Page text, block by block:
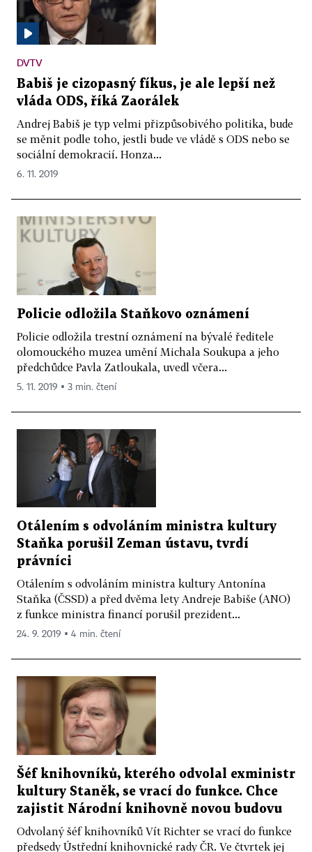
DVTV
Babiš je cizopasný fíkus, je ale lepší než
vláda ODS, říká Zaorálek
Andrej Babiš je typ velmi přizpůsobivého politika, bude
se měnit podle toho, jestli bude ve vládě s ODS nebo se
sociální demokracií. Honza...
6. 11. 2019
Policie odložila Staňkovo oznámení
Policie odložila trestní oznámení na bývalé ředitele
olomouckého muzea umění Michala Soukupa a jeho
předchůdce Pavla Zatloukala, uvedl včera...
5. 11. 2019 ▪ 3 min. čtení
Otálením s odvoláním ministra kultury
Staňka porušil Zeman ústavu, tvrdí
právníci
Otálením s odvoláním ministra kultury Antonína
Staňka (ČSSD) a před dvěma lety Andreje Babiše (ANO)
z funkce ministra financí porušil prezident...
24. 9. 2019 ▪ 4 min. čtení
Šéf knihovníků, kterého odvolal exministr
kultury Staněk, se vrací do funkce. Chce
zajistit Národní knihovně novou budovu
Odvolaný šéf knihovníků Vít Richter se vrací do funkce
předsedy Ústřední knihovnické rady ČR. Ve čtvrtek jej